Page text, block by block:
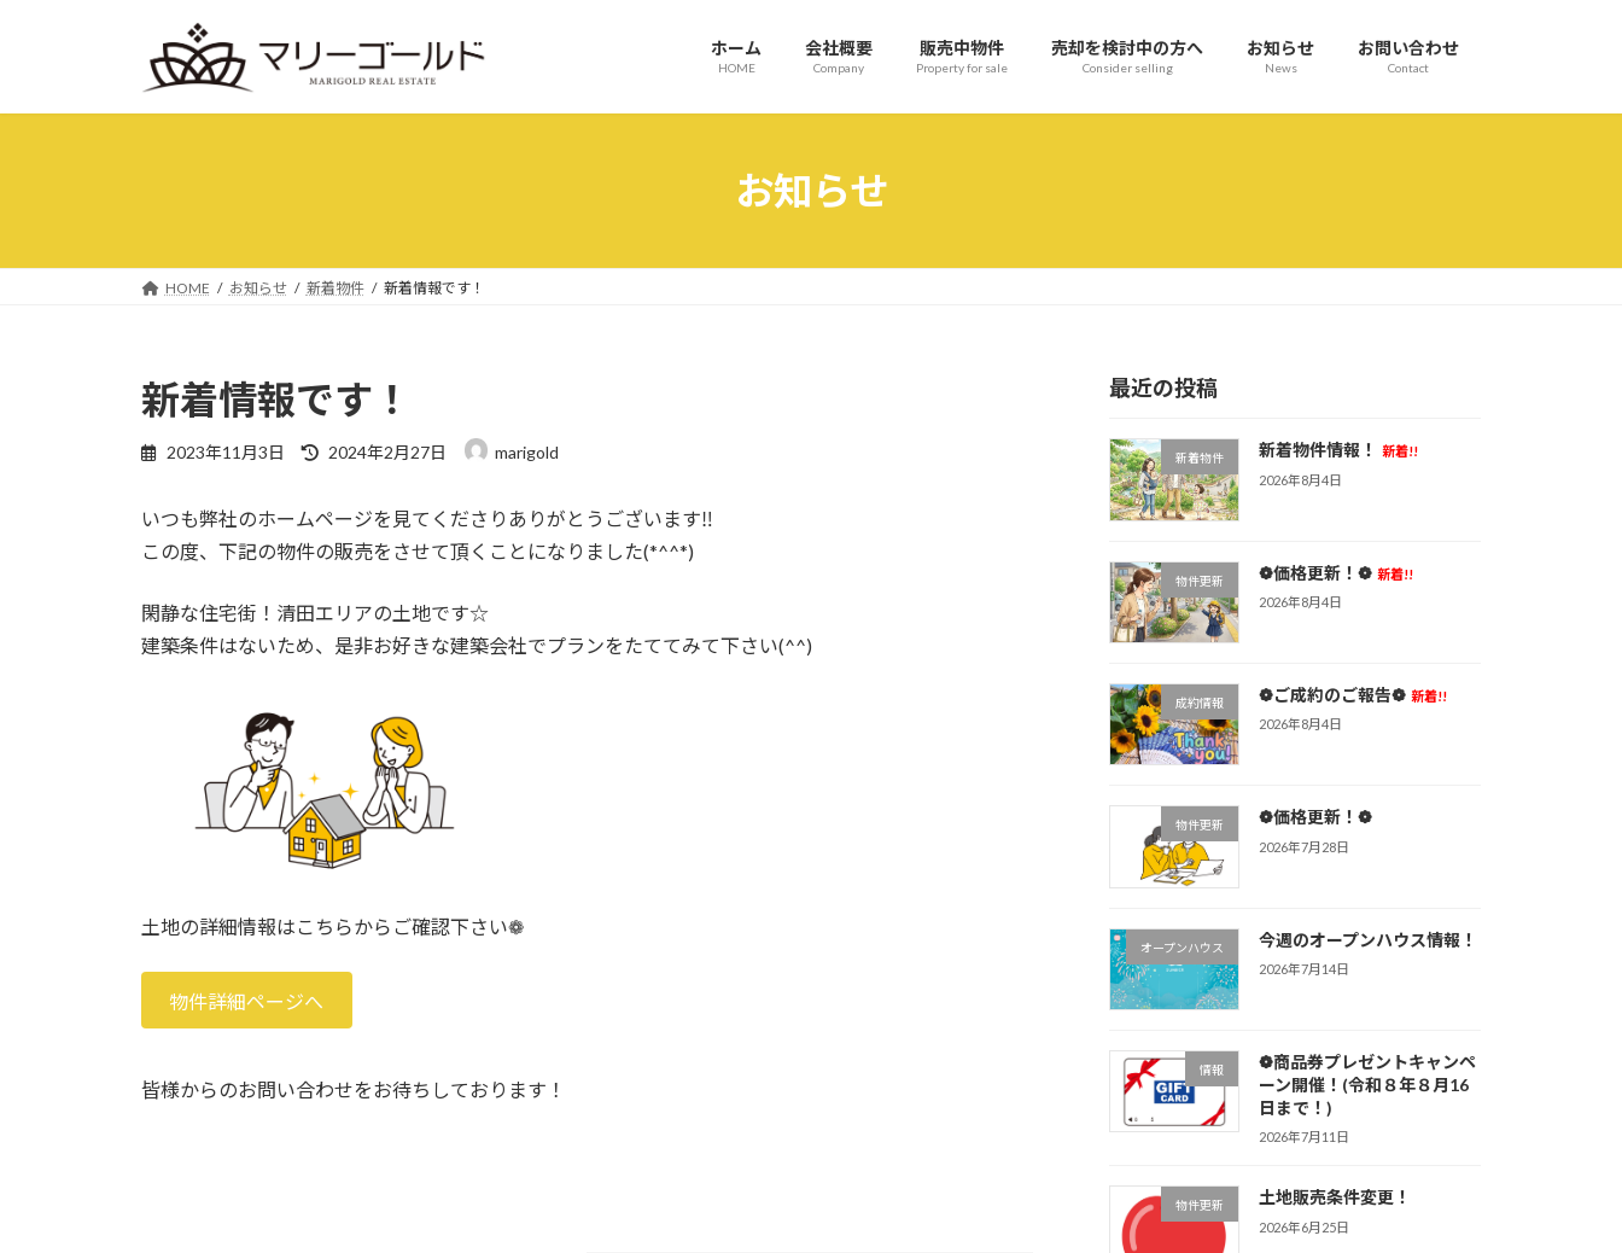
プ
動
ホーム
HOME
会社概要
Company
販売中物件
Property for sale
売却を検討中の方へ
Consider selling
お知らせ
News
お問い合わせ
Contact
お知らせ
HOME お知らせ 新着物件 新着情報です！
新着情報です！
2023年11月3日
最
新
日
2024年2月27日 marigold
いつも弊社のホームページを見てくださりありがとうございます‼
この度、下記の物件の販売をさせて頂くことになりました(*^^*)
閑静な住宅街！清田エリアの土地です☆
建築条件はないため、是非お好きな建築会社でプランをたててみて下さい(^^)
土地の詳細情報はこちらからご確認下さい❁
物件詳細ページへ
皆様からのお問い合わせをお待ちしております！
最近の投稿
新着物件 新着物件情報！
新着!!
2026年8月4日
物件更新 ❁価格更新！❁ 新着!!
2026年8月4日
成約情報 ❁ご成約のご報告❁ 新着!!
2026年8月4日
物件更新 ❁価格更新！❁
2026年7月28日
オープンハウス 今週のオープンハウス情報！
2026年7月14日
情報
❁商品券プレゼントキャンペ
ーン開催！(令和８年８月16
日まで！)
2026年7月11日
物件更新 土地販売条件変更！
2026年6月25日